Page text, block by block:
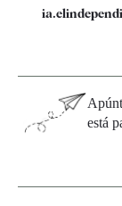
está